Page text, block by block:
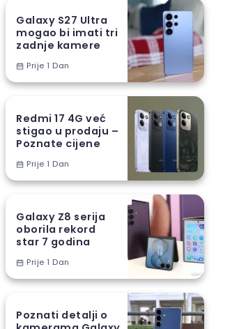
Galaxy S27 Ultra
mogao bi imati tri
zadnje kamere
Prije 1 Dan
Redmi 17 4G već
stigao u prodaju –
Poznate cijene
Prije 1 Dan
Galaxy Z8 serija
oborila rekord
star 7 godina
Prije 1 Dan
Poznati detalji o